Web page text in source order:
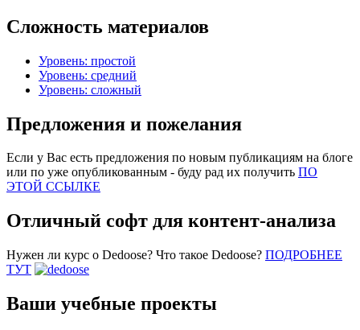
Сложность материалов
Уровень: простой
Уровень: средний
Уровень: сложный
Предложения и пожелания
Если у Вас есть предложения по новым публикациям на блоге
или по уже опубликованным - буду рад их получить ПО
ЭТОЙ ССЫЛКЕ
Отличный софт для контент-анализа
Нужен ли курс о Dedoose? Что такое Dedoose? ПОДРОБНЕЕ
ТУТ
Ваши учебные проекты